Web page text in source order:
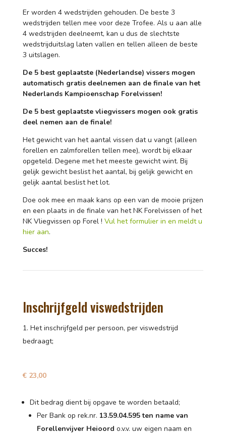
Er worden 4 wedstrijden gehouden. De beste 3
wedstrijden tellen mee voor deze Trofee. Als u aan alle
4 wedstrijden deelneemt, kan u dus de slechtste
wedstrijduitslag laten vallen en tellen alleen de beste
3 uitslagen.
De 5 best geplaatste (Nederlandse) vissers mogen
automatisch gratis deelnemen aan de finale van het
Nederlands Kampioenschap Forelvissen!
De 5 best geplaatste vliegvissers mogen ook gratis
deel nemen aan de finale!
Het gewicht van het aantal vissen dat u vangt (alleen
forellen en zalmforellen tellen mee), wordt bij elkaar
opgeteld. Degene met het meeste gewicht wint. Bij
gelijk gewicht beslist het aantal, bij gelijk gewicht en
gelijk aantal beslist het lot.
Doe ook mee en maak kans op een van de mooie prijzen
en een plaats in de finale van het NK Forelvissen of het
NK Vliegvissen op Forel ! Vul het formulier in en meldt u
hier aan.
Succes!
Inschrijfgeld viswedstrijden
Het inschrijfgeld per persoon, per viswedstrijd
bedraagt;
€ 23,00
Dit bedrag dient bij opgave te worden betaald;
Per Bank op rek.nr. 13.59.04.595 ten name van
Forellenvijver Heioord o.v.v. uw eigen naam en